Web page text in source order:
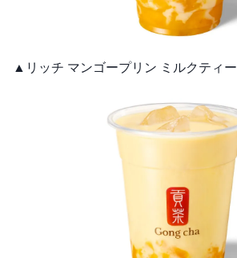
▲リッチ マンゴープリン ミルクティー